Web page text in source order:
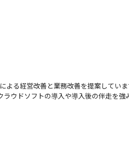
よる経営改善と業務改善を提案してい
ウドソフトの導入や導入後の伴走を強